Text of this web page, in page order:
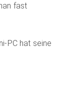
fast
PC hat seine